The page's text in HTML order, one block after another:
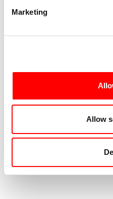
Marketing
Allow
Anatomia Esperienziale e
Susanna Recchia, Adam
della compagnia Candoco.
per la Societas Raffaello
corso di Alta Formazione
organizzato da